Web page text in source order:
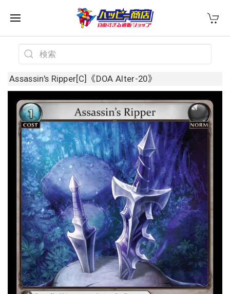
Assassin's Ripper[C]《DOA Alter-20》